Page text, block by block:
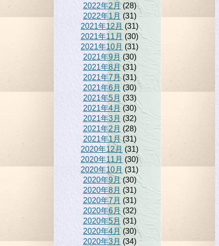
2022年2月(28)
2022年1月(31)
2021年12月 (31)
2021年11月 (30)
2021年10月 (31)
2021年9月 (30)
2021年8月(31)
2021年7月(31)
2021年6月 (30)
2021年5月 (33)
2021年4月 (30)
2021年3月 (32)
2021年2月 (28)
2021年1月(31)
2020年12月 (31)
2020年11月 (30)
2020年10月 (31)
2020年9月(30)
2020年8月 (31)
2020年7月 (31)
2020年6月(32)
2020年5月(31)
2020年4月 (30)
2020年3月(34)